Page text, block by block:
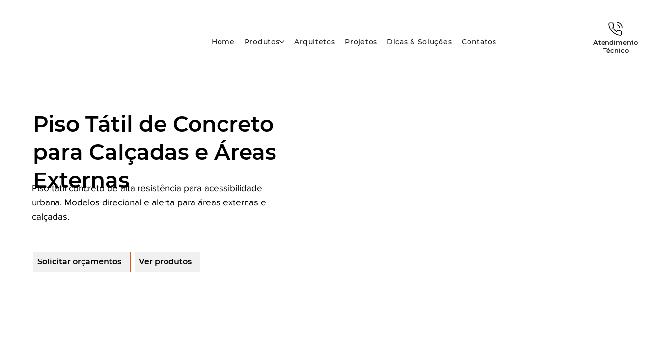
Home Produtos Arquitetos Projetos Dicas & Soluções Contatos
Atendimento
Técnico
Piso Tátil de Concreto
para Calçadas e Áreas
Externas
Piso tátil concreto de alta resistência para acessibilidade
urbana. Modelos direcional e alerta para áreas externas e
calçadas.
Solicitar orçamentos Ver produtos